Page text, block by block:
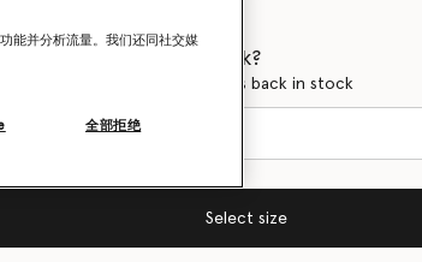
Want to know when it's back?
Get notified when this product is back in stock
Select size
能并分析流量。我们还同社交媒
全部拒绝